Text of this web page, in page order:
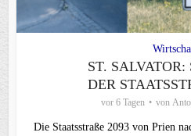
ST. SALVATOR:
DER
vor 6 Tagen von
Die Staatsstraße 2093 von Prien